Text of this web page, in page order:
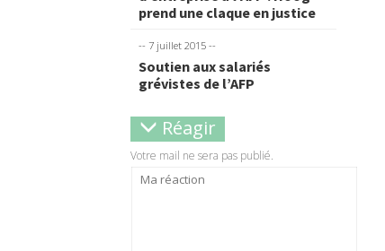
prend une claque en justice
-- 7 juillet 2015 --
Soutien aux salariés
grévistes de l’AFP
Réagir
Votre mail ne sera pas publié.